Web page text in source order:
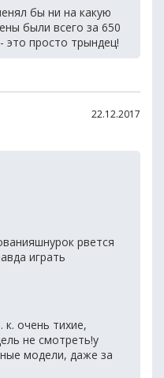
бы ни на какую
были всего за 650
это просто трындец!
22.12.2017
рвется
играть
очень тихие,
не смотреть!у
модели, даже за